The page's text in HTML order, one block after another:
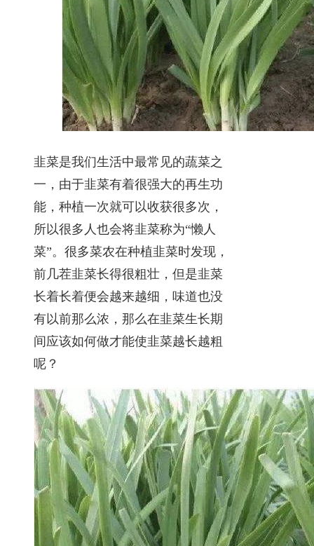
韭菜是我们生活中最常见的蔬菜之
一，由于韭菜有着很强大的再生功
能，种植一次就可以收获很多次，
所以很多人也会将韭菜称为“懒人
菜”。很多菜农在种植韭菜时发现，
前几茬韭菜长得很粗壮，但是韭菜
长着长着便会越来越细，味道也没
有以前那么浓，那么在韭菜生长期
间应该如何做才能使韭菜越长越粗
呢？